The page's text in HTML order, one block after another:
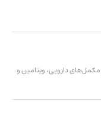
مکمل‌های دارویی، ویتامین و